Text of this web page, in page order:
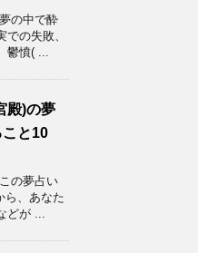
の中で酔
での失敗、
鬱憤( ...
殿)の夢
と10
の夢占い
ら、あなた
どが ...